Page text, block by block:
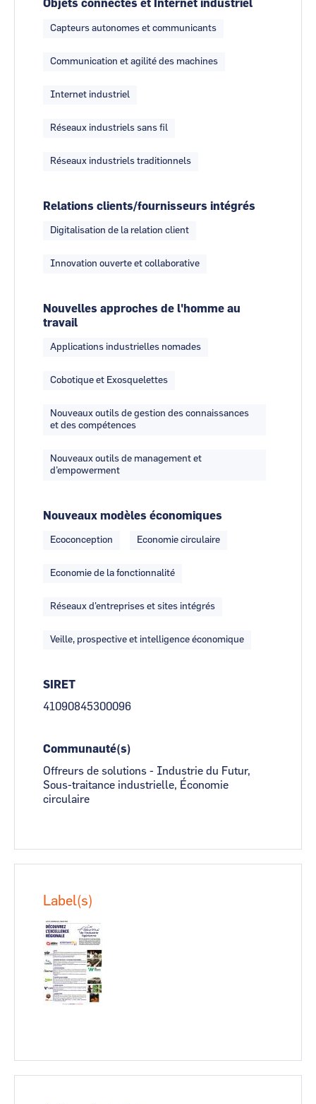
Objets connectés et Internet industriel
Capteurs autonomes et communicants
Communication et agilité des machines
Internet industriel
Réseaux industriels sans fil
Réseaux industriels traditionnels
Relations clients/fournisseurs intégrés
Digitalisation de la relation client
Innovation ouverte et collaborative
Nouvelles approches de l'homme au
travail
Applications industrielles nomades
Cobotique et Exosquelettes
Nouveaux outils de gestion des connaissances
et des compétences
Nouveaux outils de management et
d’empowerment
Nouveaux modèles économiques
Ecoconception Economie circulaire
Economie de la fonctionnalité
Réseaux d'entreprises et sites intégrés
Veille, prospective et intelligence économique
SIRET
41090845300096
Communauté(s)
Offreurs de solutions - Industrie du Futur,
Sous-traitance industrielle, Économie
circulaire
Label(s)